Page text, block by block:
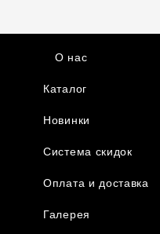
О нас
Каталог
Новинки
Система скидок
Оплата и доставка
Галерея